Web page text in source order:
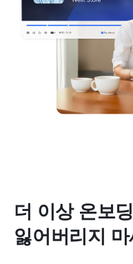
더 이상 온보
잃어버리지